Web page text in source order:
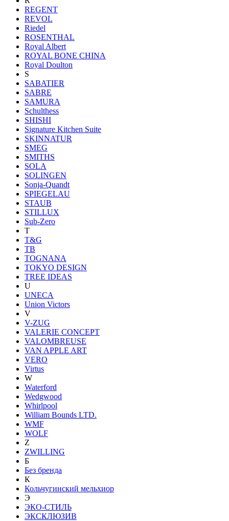
REGENT
REVOL
Riedel
ROSENTHAL
Royal Albert
ROYAL BONE CHINA
Royal Doulton
S
SABATIER
SABRE
SAMURA
Schulthess
SHISHI
Signature Kitchen Suite
SKINNATUR
SMEG
SMITHS
SOLA
SOLINGEN
Sonja-Quandt
SPIEGELAU
STAUB
STILLUX
Sub-Zero
T
T&G
TB
TOGNANA
TOKYO DESIGN
TREE IDEAS
U
UNECA
Union Victors
V
V-ZUG
VALERIE CONCEPT
VALOMBREUSE
VAN APPLE ART
VERO
Virtus
W
Waterford
Wedgwood
Whirlpool
William Bounds LTD.
WMF
WOLF
Z
ZWILLING
Б
Без бренда
К
Кольчугинский мельхиор
Э
ЭКО-СТИЛЬ
ЭКСКЛЮЗИВ